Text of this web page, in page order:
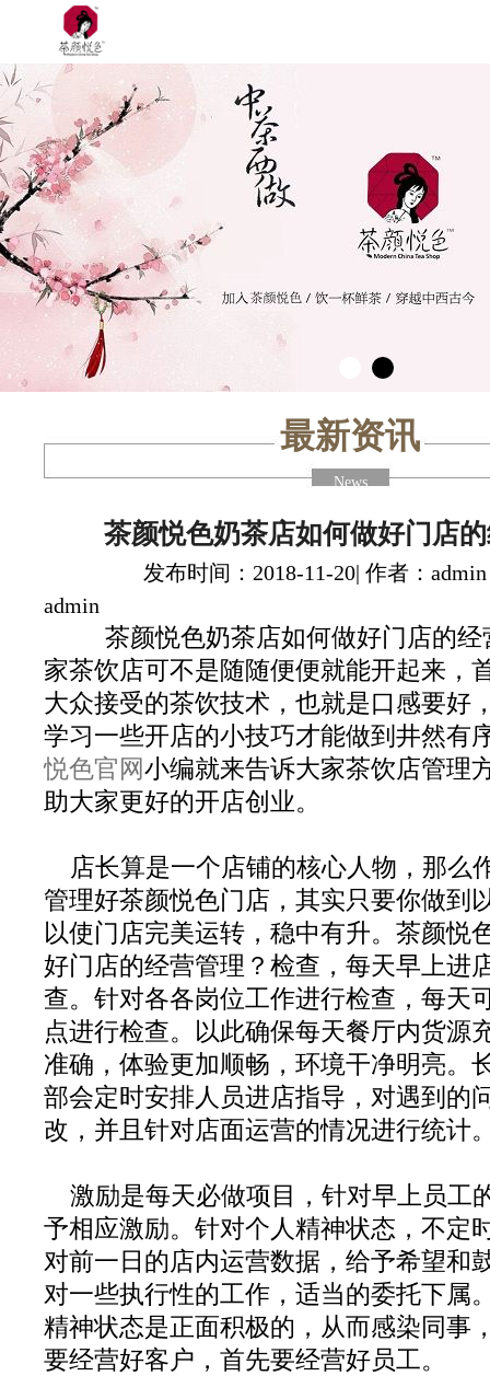
最新资讯
News
茶颜悦色奶茶店如何做好门店
发布时间：2018-11-20| 作者：
admin
茶颜悦色奶茶店如何做好门店的经
家茶饮店可不是随随便便就能开起来，
大众接受的茶饮技术，也就是口感要好
学习一些开店的小技巧才能做到井然有
悦色官网小编就来告诉大家茶饮店管理
助大家更好的开店创业。
店长算是一个店铺的核心人物，那么
管理好茶颜悦色门店，其实只要你做到
以使门店完美运转，稳中有升。茶颜悦
好门店的经营管理？检查，每天早上进
查。针对各各岗位工作进行检查，每天
点进行检查。以此确保每天餐厅内货源
准确，体验更加顺畅，环境干净明亮。
部会定时安排人员进店指导，对遇到的
改，并且针对店面运营的情况进行统计
激励是每天必做项目，针对早上员工
予相应激励。针对个人精神状态，不定
对前一日的店内运营数据，给予希望和
对一些执行性的工作，适当的委托下属
精神状态是正面积极的，从而感染同事
要经营好客户，首先要经营好员工。